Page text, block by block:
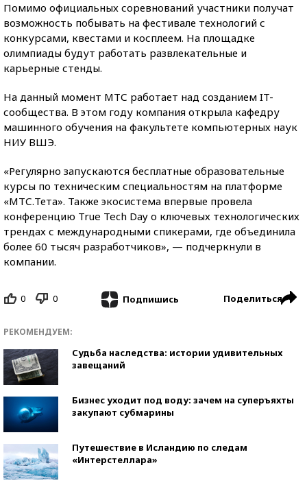
Помимо официальных соревнований участники получат
возможность побывать на фестивале технологий с
конкурсами, квестами и косплеем. На площадке
олимпиады будут работать развлекательные и
карьерные стенды.
На данный момент МТС работает над созданием IT-
сообщества. В этом году компания открыла кафедру
машинного обучения на факультете компьютерных наук
НИУ ВШЭ.
«Регулярно запускаются бесплатные образовательные
курсы по техническим специальностям на платформе
«МТС.Тета». Также экосистема впервые провела
конференцию True Tech Day о ключевых технологических
трендах с международными спикерами, где объединила
более 60 тысяч разработчиков», — подчеркнули в
компании.
0 0 Подпишись Поделиться
РЕКОМЕНДУЕМ:
Судьба наследства: истории удивительных
завещаний
Бизнес уходит под воду: зачем на суперъяхты
закупают субмарины
Путешествие в Исландию по следам
«Интерстеллара»